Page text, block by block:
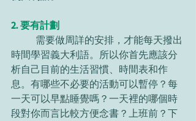
2. 要有計劃
時間學習義大利語。所以你首先應該分
析自己目前的生活習慣、時間表和作
息。有哪些不必要的活動可以暫停？每
一天可以早點睡覺嗎？一天裡的哪個時
段對你而言比較方便念書？上班前？下